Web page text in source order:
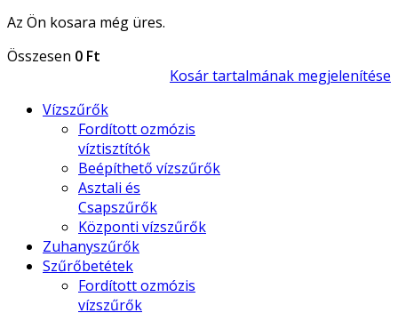
Az Ön kosara még üres.
Összesen 0 Ft
Kosár tartalmának megjelenítése
Vízszűrők
Fordított ozmózis
víztisztítók
Beépíthető vízszűrők
Asztali és
Csapszűrők
Központi vízszűrők
Zuhanyszűrők
Szűrőbetétek
Fordított ozmózis
vízszűrők